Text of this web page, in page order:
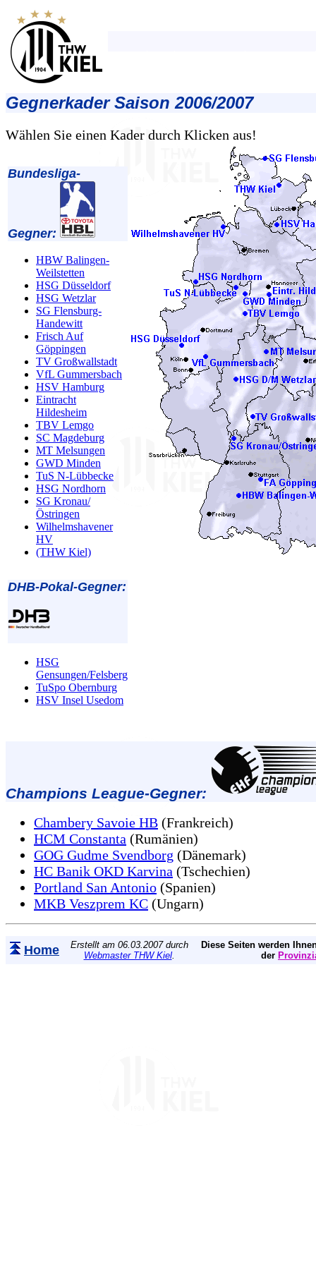
Gegnerkader Saison 2006/2007
Wählen Sie einen Kader durch Klicken aus!
Bundesliga-
Gegner:
HBW Balingen-
Weilstetten
HSG Düsseldorf
HSG Wetzlar
SG Flensburg-
Handewitt
Frisch Auf
Göppingen
TV Großwallstadt
VfL Gummersbach
HSV Hamburg
Eintracht
Hildesheim
TBV Lemgo
SC Magdeburg
MT Melsungen
GWD Minden
TuS N-Lübbecke
HSG Nordhorn
SG Kronau/
Östringen
Wilhelmshavener
HV
(THW Kiel)
DHB-Pokal-Gegner:
HSG
Gensungen/Felsberg
TuSpo Obernburg
HSV Insel Usedom
Champions League-Gegner:
Chambery Savoie HB (Frankreich)
HCM Constanta (Rumänien)
GOG Gudme Svendborg (Dänemark)
HC Banik OKD Karvina (Tschechien)
Portland San Antonio (Spanien)
MKB Veszprem KC (Ungarn)
Home
Erstellt am 06.03.2007 durch
Webmaster THW Kiel.
Diese Seiten werden
der